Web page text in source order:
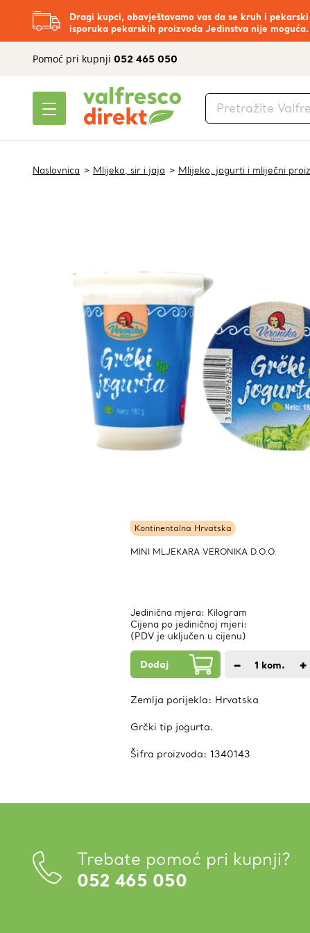
Dragi kupci, obavještavamo vas da se kruh i
isporuka pekarskih proizvoda Jedinstva nije
Pomoć pri kupnji 052 465 050
Naslovnica Mlijeko, sir i jaja Mlijeko, jogurti i mliječni
Kontinentalna Hrvatska
MINI MLJEKARA VERONIKA D.O.O.
Jedinična mjera: Kilogram
Cijena po jediničnoj mjeri:
(PDV je uključen u cijenu)
Dodaj − 1 kom. +
Zemlja porijekla: Hrvatska
Grčki tip jogurta.
Šifra proizvoda: 1340143
Trebate pomoć pri kupnji?
052 465 050